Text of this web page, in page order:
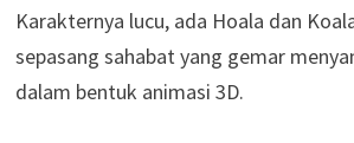
Karakternya lucu, ada Hoala dan
sepasang sahabat yang gemar
dalam bentuk animasi 3D.